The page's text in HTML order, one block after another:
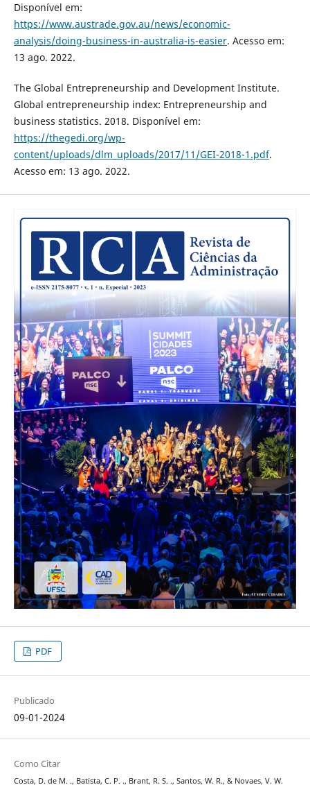
Disponível em:
https://www.austrade.gov.au/news/economic-
analysis/doing-business-in-australia-is-easier. Acesso em:
13 ago. 2022.
The Global Entrepreneurship and Development Institute.
Global entrepreneurship index: Entrepreneurship and
business statistics. 2018. Disponível em:
https://thegedi.org/wp-
content/uploads/dlm_uploads/2017/11/GEI-2018-1.pdf.
Acesso em: 13 ago. 2022.
PDF
Publicado
09-01-2024
Como Citar
Costa, D. de M. ., Batista, C. P. ., Brant, R. S. ., Santos, W. R., & Novaes, V. W.